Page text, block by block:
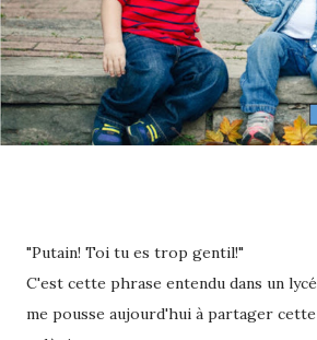
"Putain! Toi tu es trop gentil!"
C'est cette phrase entendu dans un
me pousse aujourd'hui à partager